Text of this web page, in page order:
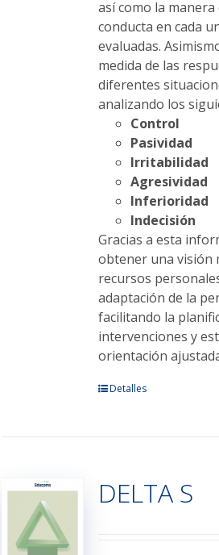
así como la
conducta en cada
evaluadas.
medida de las
diferentes
analizando los
Control
Pasividad
Irritabilidad
Agresividad
Inferioridad
Indecisión
Gracias a esta
obtener una visión
recursos
adaptación de la
facilitando la
intervenciones y
orientación
Este
Las
opciones
Detalles
DELTA S